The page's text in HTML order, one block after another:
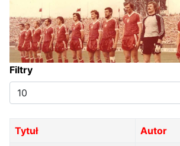
Filtry
Pokaż
#
Tytuł Autor